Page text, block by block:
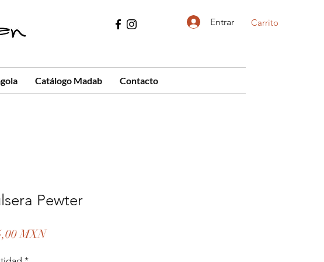
Entrar Carrito
Catálogo Madab Contacto
Pewter
MXNPrecio